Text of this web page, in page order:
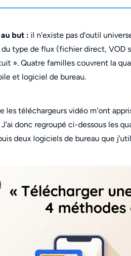
but : il n'existe pas d'outil
type de flux (fichier direct, VOD
». Quatre familles couvrent la
et logiciel de bureau.
les téléchargeurs vidéo m'ont
J'ai donc regroupé ci-dessous les
deux logiciels de bureau que